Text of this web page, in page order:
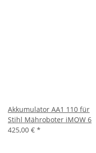
Akkumulator AA1 110 für
Stihl Mähroboter iMOW 6
425,00 € *